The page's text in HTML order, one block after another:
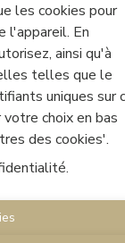
les cookies pour
l'appareil. En
ainsi qu'à
telles que le
uniques sur
choix en bas
des cookies'.
.